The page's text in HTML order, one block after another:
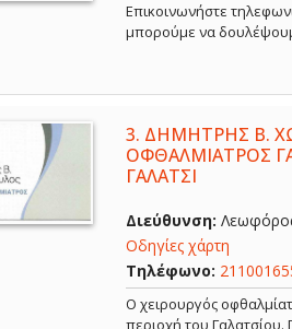
Επικοινωνήστε
μπορούμε να
3. ΔΗΜΗΤΡΗΣ Β.
ΟΦΘΑΛΜΙΑΤΡΟΣ
ΓΑΛΑΤΣΙ
Διεύθυνση:
Οδηγίες χάρτη
Τηλέφωνο:
Ο χειρουργός
περιοχή του Γαλατσίου.